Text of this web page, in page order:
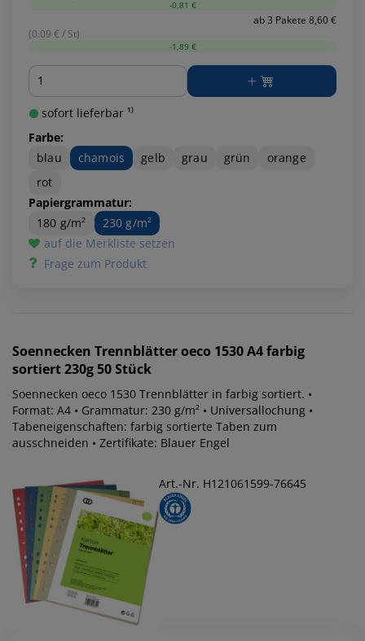
-0,81 €
ab 3 Pakete 8,60 €
(0.09 € / St)
-1,89 €
Menge
sofort lieferbar ¹⁾
Farbe:
blau
chamois gelb grau grün
orange
rot
Papiergrammatur:
180 g/m²
230 g/m²
auf die Merkliste setzen
Frage zum Produkt
Soennecken Trennblätter oeco 1530 A4 farbig
sortiert 230g 50 Stück
Soennecken oeco 1530 Trennblätter in farbig sortiert. •
Format: A4 • Grammatur: 230 g/m² • Universallochung •
Tabeneigenschaften: farbig sortierte Taben zum
ausschneiden • Zertifikate: Blauer Engel
Art.-Nr. H121061599-76645